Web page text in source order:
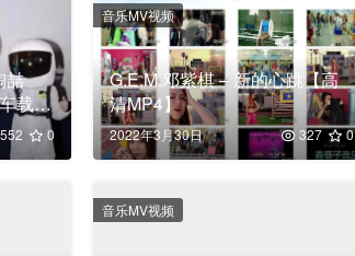
喆
载
0
G.E.M.邓紫棋 – 新的心跳【高
清MP4】
2022年3月30日 327 0
音乐MV视频
音乐MV视频